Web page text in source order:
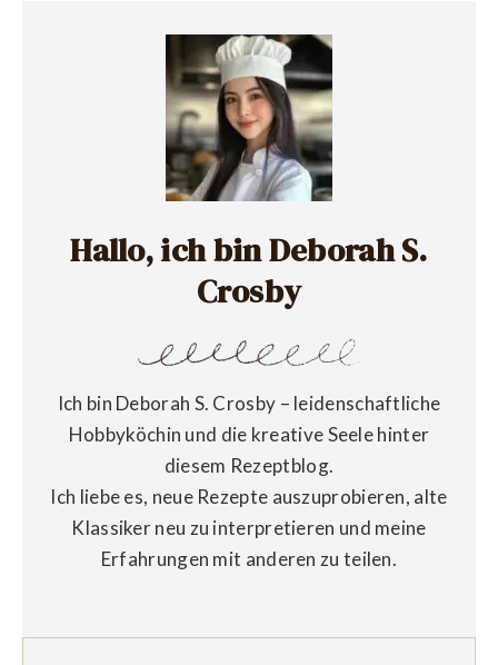
Hallo, ich bin Deborah S.
Crosby
Ich bin Deborah S. Crosby – leidenschaftliche
Hobbyköchin und die kreative Seele hinter
diesem Rezeptblog.
Ich liebe es, neue Rezepte auszuprobieren, alte
Klassiker neu zu interpretieren und meine
Erfahrungen mit anderen zu teilen.